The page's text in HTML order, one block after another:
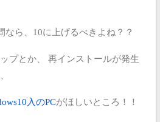
なら、10に上げるべきよね？？
プとか、
再インストールが発生
入のPCがほしいところ！！